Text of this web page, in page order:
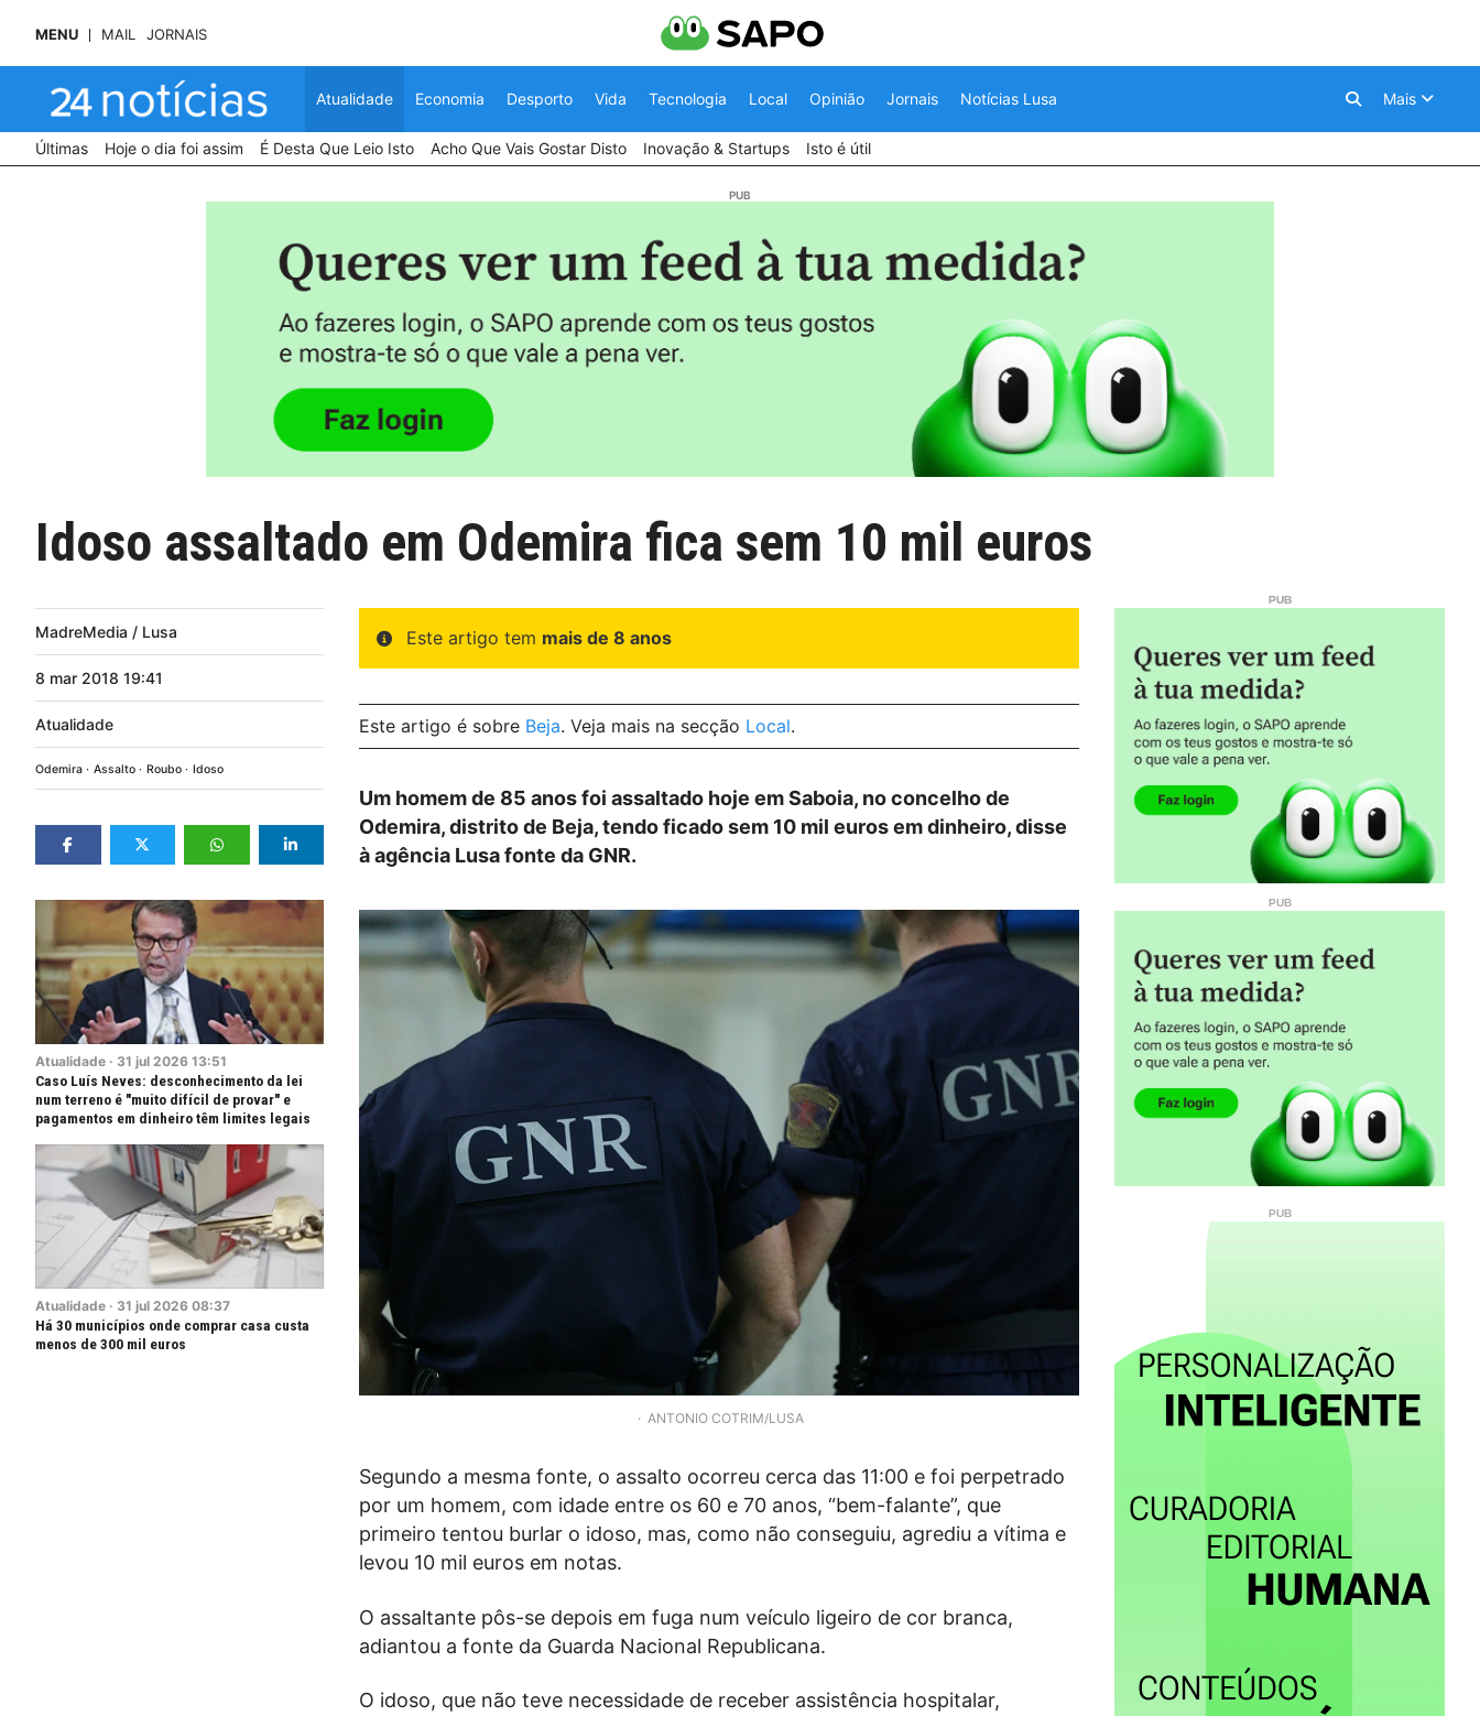
MENU MAIL JORNAIS
Atualidade Economia Desporto Vida Tecnologia Local Opinião Jornais Notícias Lusa Mais
Últimas Hoje o dia foi assim É Desta Que Leio Isto Acho Que Vais Gostar Disto Inovação & Startups Isto é útil
Idoso assaltado em Odemira fica sem 10 mil euros
MadreMedia / Lusa
8 mar 2018 19:41
Atualidade
Odemira Assalto Roubo Idoso
Atualidade · 31 jul 2026 13:51
Caso Luís Neves: desconhecimento da lei
num terreno é "muito difícil de provar" e
pagamentos em dinheiro têm limites legais
Atualidade · 31 jul 2026 08:37
Há 30 municípios onde comprar casa custa
menos de 300 mil euros
Este artigo tem mais de 8 anos
Este artigo é sobre Beja. Veja mais na secção Local.
Um homem de 85 anos foi assaltado hoje em Saboia, no concelho de
Odemira, distrito de Beja, tendo ficado sem 10 mil euros em dinheiro, disse
à agência Lusa fonte da GNR.
ANTONIO COTRIM/LUSA
Segundo a mesma fonte, o assalto ocorreu cerca das 11:00 e foi perpetrado
por um homem, com idade entre os 60 e 70 anos, “bem-falante”, que
primeiro tentou burlar o idoso, mas, como não conseguiu, agrediu a vítima e
levou 10 mil euros em notas.
O assaltante pôs-se depois em fuga num veículo ligeiro de cor branca,
adiantou a fonte da Guarda Nacional Republicana.
O idoso, que não teve necessidade de receber assistência hospitalar,